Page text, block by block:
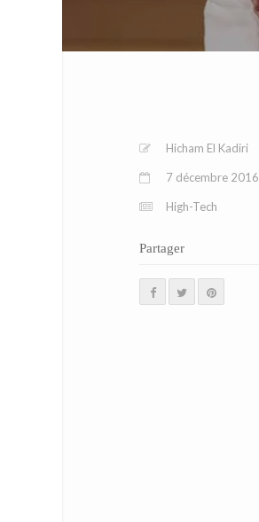
Hicham El Kadiri
7 décembre 2016
High-Tech
Partager